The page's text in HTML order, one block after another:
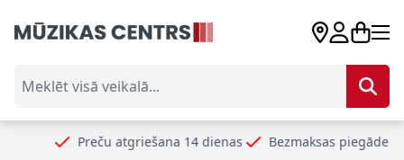
Preču atgriešana 14 dienas Bezmaksas piegāde no 99€